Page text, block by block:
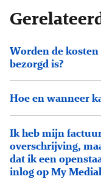
Worden de
bezorgd is?
Hoe en wanneer
Ik heb mijn
overschrijving,
dat ik een
inlog op My